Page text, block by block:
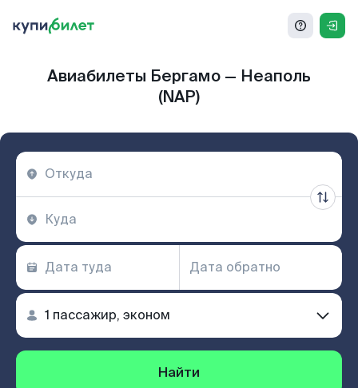
Авиабилеты Бергамо — Неаполь
(NAP)
Найти